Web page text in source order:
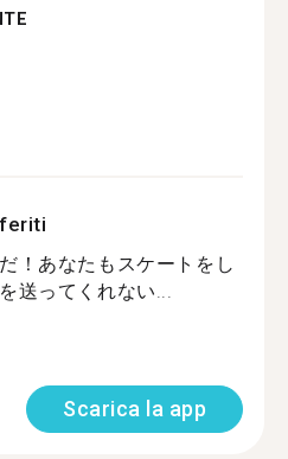
！あなたもスケートをし
送ってくれない...
Scarica la app